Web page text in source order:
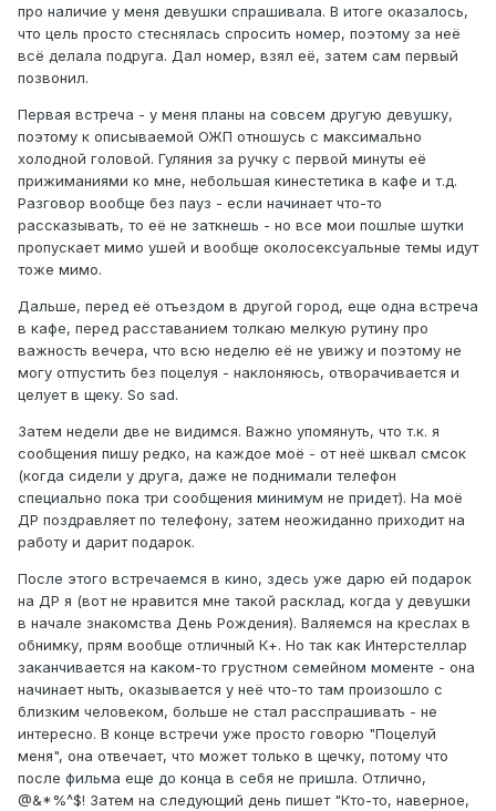
про наличие у меня девушки спрашивала. В итоге оказалось,
что цель просто стеснялась спросить номер, поэтому за неё
всё делала подруга. Дал номер, взял её, затем сам первый
позвонил.
Первая встреча - у меня планы на совсем другую девушку,
поэтому к описываемой ОЖП отношусь с максимально
холодной головой. Гуляния за ручку с первой минуты её
прижиманиями ко мне, небольшая кинестетика в кафе и т.д.
Разговор вообще без пауз - если начинает что-то
рассказывать, то её не заткнешь - но все мои пошлые шутки
пропускает мимо ушей и вообще околосексуальные темы идут
тоже мимо.
Дальше, перед её отъездом в другой город, еще одна встреча
в кафе, перед расставанием толкаю мелкую рутину про
важность вечера, что всю неделю её не увижу и поэтому не
могу отпустить без поцелуя - наклоняюсь, отворачивается и
целует в щеку. So sad.
Затем недели две не видимся. Важно упомянуть, что т.к. я
сообщения пишу редко, на каждое моё - от неё шквал смсок
(когда сидели у друга, даже не поднимали телефон
специально пока три сообщения минимум не придет). На моё
ДР поздравляет по телефону, затем неожиданно приходит на
работу и дарит подарок.
После этого встречаемся в кино, здесь уже дарю ей подарок
на ДР я (вот не нравится мне такой расклад, когда у девушки
в начале знакомства День Рождения). Валяемся на креслах в
обнимку, прям вообще отличный К+. Но так как Интерстеллар
заканчивается на каком-то грустном семейном моменте - она
начинает ныть, оказывается у неё что-то там произошло с
близким человеком, больше не стал расспрашивать - не
интересно. В конце встречи уже просто говорю "Поцелуй
меня", она отвечает, что может только в щечку, потому что
после фильма еще до конца в себя не пришла. Отлично,
@&*%^$! Затем на следующий день пишет "Кто-то, наверное,